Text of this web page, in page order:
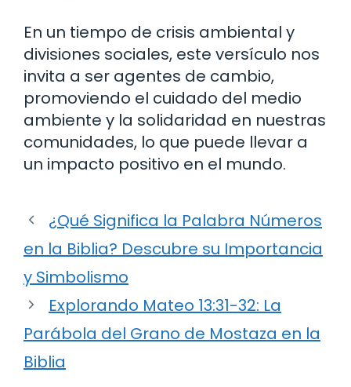
En un tiempo de crisis ambiental y
divisiones sociales, este versículo nos
invita a ser agentes de cambio,
promoviendo el cuidado del medio
ambiente y la solidaridad en nuestras
comunidades, lo que puede llevar a
un impacto positivo en el mundo.
¿Qué Significa la Palabra Números
en la Biblia? Descubre su Importancia
y Simbolismo
Explorando Mateo 13:31-32: La
Parábola del Grano de Mostaza en la
Biblia